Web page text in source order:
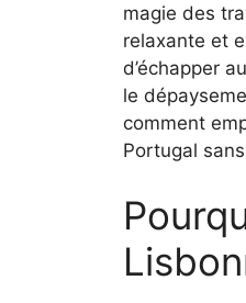
magie des
relaxante et
d’échapper
le
comment
Portugal